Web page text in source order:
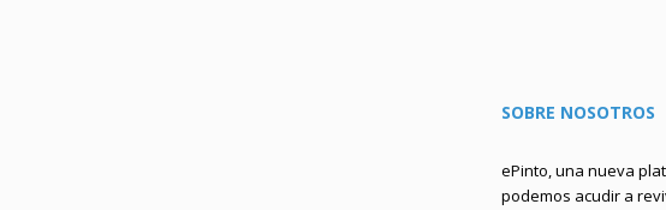
SOBRE NOSOTROS
ePinto, una nueva
podemos acudir a